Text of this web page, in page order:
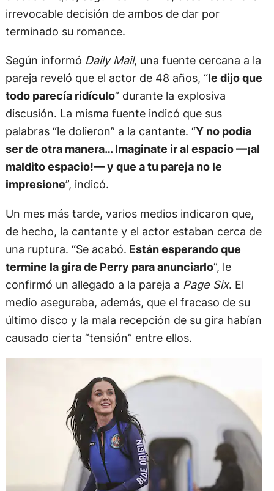
irrevocable decisión de ambos de dar por
terminado su romance.
Según informó Daily Mail, una fuente cercana a la
pareja reveló que el actor de 48 años, “le dijo que
todo parecía ridículo” durante la explosiva
discusión. La misma fuente indicó que sus
palabras “le dolieron” a la cantante. “Y no podía
ser de otra manera… Imaginate ir al espacio —¡al
maldito espacio!— y que a tu pareja no le
impresione”, indicó.
Un mes más tarde, varios medios indicaron que,
de hecho, la cantante y el actor estaban cerca de
una ruptura. “Se acabó. Están esperando que
termine la gira de Perry para anunciarlo”, le
confirmó un allegado a la pareja a Page Six. El
medio aseguraba, además, que el fracaso de su
último disco y la mala recepción de su gira habían
causado cierta “tensión” entre ellos.